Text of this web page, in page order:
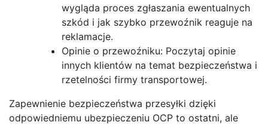
wygląda proces zgłaszania ewentualnych
szkód i jak szybko przewoźnik reaguje na
reklamacje.
Opinie o przewoźniku: Poczytaj opinie
innych klientów na temat bezpieczeństwa i
rzetelności firmy transportowej.
Zapewnienie bezpieczeństwa przesyłki dzięki
odpowiedniemu ubezpieczeniu OCP to ostatni, ale